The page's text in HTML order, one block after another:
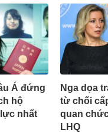
Á đứng
hộ
nhất
Nga dọa
từ chối
quan
LHQ